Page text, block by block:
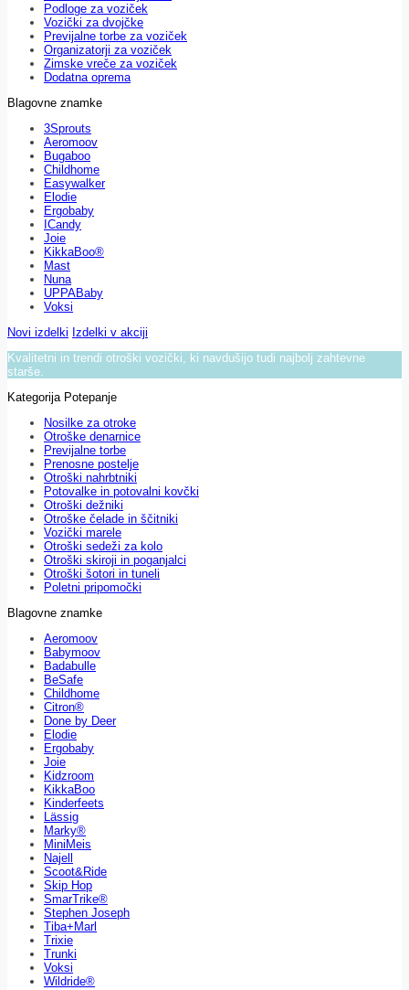
Podloge za voziček
Vozički za dvojčke
Previjalne torbe za voziček
Organizatorji za voziček
Zimske vreče za voziček
Dodatna oprema
Blagovne znamke
3Sprouts
Aeromoov
Bugaboo
Childhome
Easywalker
Elodie
Ergobaby
ICandy
Joie
KikkaBoo®
Mast
Nuna
UPPABaby
Voksi
Novi izdelki Izdelki v akciji
Kvalitetni in trendi otroški vozički, ki navdušijo tudi najbolj zahtevne
starše.
Kategorija Potepanje
Nosilke za otroke
Otroške denarnice
Previjalne torbe
Prenosne postelje
Otroški nahrbtniki
Potovalke in potovalni kovčki
Otroški dežniki
Otroške čelade in ščitniki
Vozički marele
Otroški sedeži za kolo
Otroški skiroji in poganjalci
Otroški šotori in tuneli
Poletni pripomočki
Blagovne znamke
Aeromoov
Babymoov
Badabulle
BeSafe
Childhome
Citron®
Done by Deer
Elodie
Ergobaby
Joie
Kidzroom
KikkaBoo
Kinderfeets
Lässig
Marky®
MiniMeis
Najell
Scoot&Ride
Skip Hop
SmarTrike®
Stephen Joseph
Tiba+Marl
Trixie
Trunki
Voksi
Wildride®